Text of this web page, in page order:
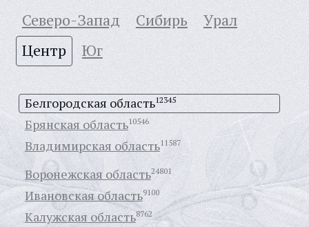
Северо-Запад
Сибирь
Урал
Центр
Юг
Белгородская область12345
Брянская область10546
Владимирская область11587
Воронежская область24801
Ивановская область9100
Калужская область8762